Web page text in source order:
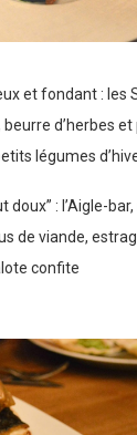
et fondant : les
d’herbes et
légumes
doux” : l’Aigle-
de viande,
confite